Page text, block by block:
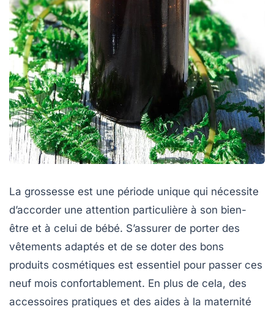
La grossesse est une période unique qui nécessite
d’accorder une attention particulière à son bien-
être et à celui de bébé. S’assurer de porter des
vêtements adaptés et de se doter des bons
produits cosmétiques est essentiel pour passer ces
neuf mois confortablement. En plus de cela, des
accessoires pratiques et des aides à la maternité